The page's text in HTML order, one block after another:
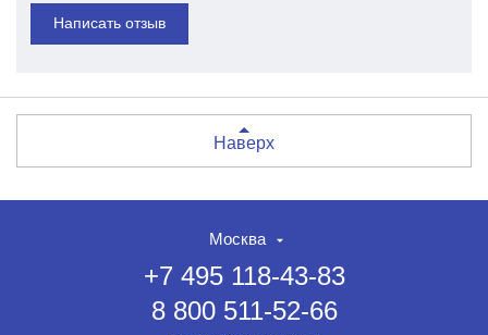
Написать отзыв
Наверх
Москва
+7 495 118-43-83
8 800 511-52-66